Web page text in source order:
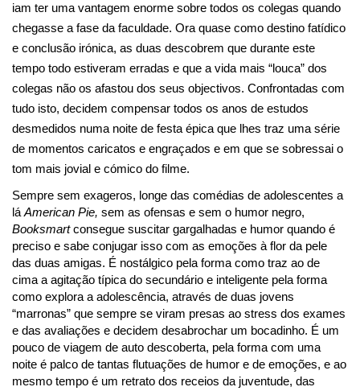
iam ter uma vantagem enorme sobre todos os colegas quando
chegasse a fase da faculdade. Ora quase como destino fatídico
e conclusão irónica, as duas descobrem que durante este
tempo todo estiveram erradas e que a vida mais “louca” dos
colegas não os afastou dos seus objectivos. Confrontadas com
tudo isto, decidem compensar todos os anos de estudos
desmedidos numa noite de festa épica que lhes traz uma série
de momentos caricatos e engraçados e em que se sobressai o
tom mais jovial e cómico do filme.
Sempre sem exageros, longe das comédias de adolescentes a
lá American Pie,
Booksmart consegue suscitar gargalhadas e humor quando é
preciso e sabe conjugar isso com as emoções à flor da pele
das duas amigas. É nostálgico pela forma como traz ao de
cima a agitação típica do secundário e inteligente pela forma
como explora a adolescência, através de duas jovens
“marronas” que sempre se viram presas ao stress dos exames
e das avaliações e decidem desabrochar um bocadinho. É um
pouco de viagem de auto descoberta, pela forma com uma
noite é palco de tantas flutuações de humor e de emoções, e ao
mesmo tempo é um retrato dos receios da juventude, das